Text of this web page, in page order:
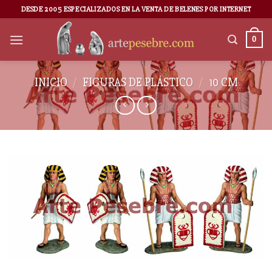
DESDE 2005 ESPECIALIZADOS EN LA VENTA DE BELENES POR INTERNET
0
INICIO / FIGURAS DE PLÁSTICO / 10 CM